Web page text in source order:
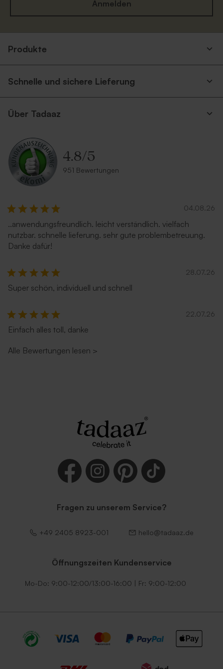
Papier
Runde Tischkarte mit
eigenem Design
eigenem Design
Tischkarte in Herzform mit
eigenem Design
Bogenförmige Tischkarte
mit eigenem Design
Quadratischer Umschlag in
Ecru
Quadratischer Umschlag
Silber
Roter quadratischer
Recyclingpapier
Quadratischer Umschlag mit
spitzer Klappe 'Eukalyptus'
Transparenter Umschlag
Anmelden
Produkte
Schnelle und sichere Lieferung
Über Tadaaz
4.8/5
951 Bewertungen
04.08.26
..anwendungsfreundlich. leicht verständlich. vielfach
nutzbar. schnelle lieferung. sehr gute problembetreuung.
Danke dafür!
28.07.26
Super schön, individuell und schnell
22.07.26
Einfach alles toll, danke
Alle Bewertungen lesen >
Fragen zu unserem Service?
+49 2405 8923-001 hello@tadaaz.de
Öffnungszeiten Kundenservice
Mo-Do: 9:00-12:00/13:00-16:00 | Fr: 9:00-12:00